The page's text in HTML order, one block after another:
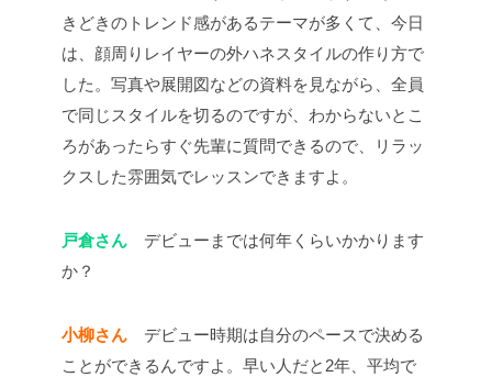
きどきのトレンド感があるテーマが多くて、今日
は、顔周りレイヤーの外ハネスタイルの作り方で
した。写真や展開図などの資料を見ながら、全員
で同じスタイルを切るのですが、わからないとこ
ろがあったらすぐ先輩に質問できるので、リラッ
クスした雰囲気でレッスンできますよ。
戸倉さん デビューまでは何年くらいかかります
か？
小柳さん デビュー時期は自分のペースで決める
ことができるんですよ。早い人だと2年、平均で